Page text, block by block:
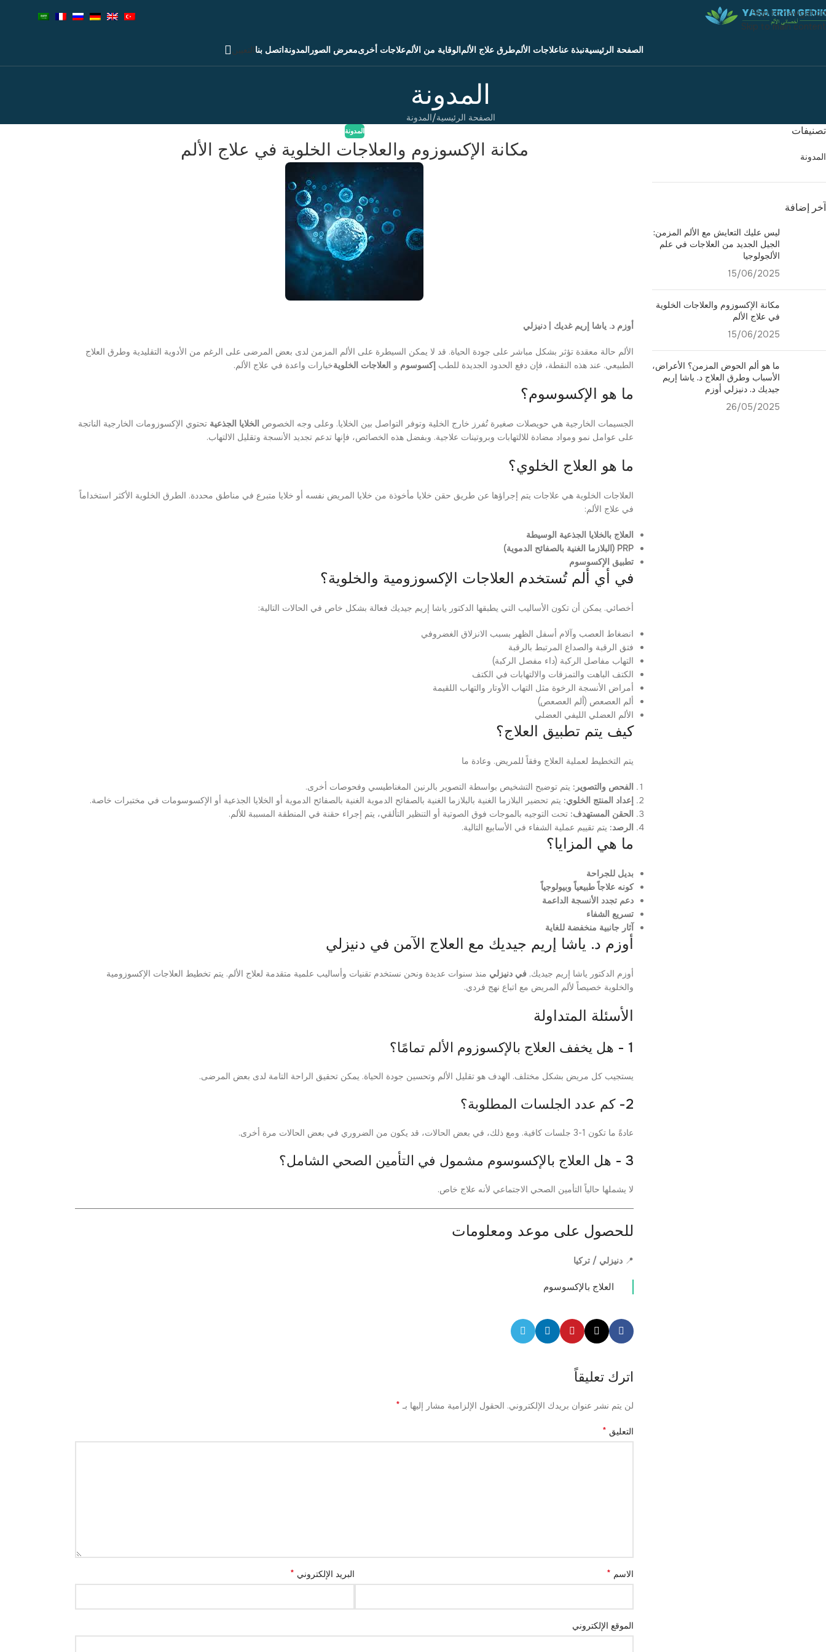
Skip to navigation
Skip to main content
الصفحة الرئيسيةنبذة عناعلاجات الألمطرق علاج الألمالوقاية من الألمعلاجات أخرىمعرض الصورالمدونةاتصل بناالتعيين
المدونة
الصفحة الرئيسية المدونة
تصنيفات
المدونة
آخر إضافة
ليس عليك التعايش مع الألم المزمن:
الجيل الجديد من العلاجات في علم
الألجولوجيا
15/06/2025
مكانة الإكسوزوم والعلاجات الخلوية
في علاج الألم
15/06/2025
ما هو ألم الحوض المزمن؟ الأعراض،
الأسباب وطرق العلاج د. ياشا إريم
جيديك د. دنيزلي أوزم
26/05/2025
المدونة
مكانة الإكسوزوم والعلاجات الخلوية في علاج الألم
أوزم د. ياشا إريم غديك | دنيزلي
الألم حالة معقدة تؤثر بشكل مباشر على جودة الحياة. قد لا يمكن السيطرة على الألم المزمن لدى بعض المرضى على الرغم من الأدوية التقليدية وطرق العلاج
الطبيعي. عند هذه النقطة، فإن دفع الحدود الجديدة للطب إكسوسوم و العلاجات الخلويةخيارات واعدة في علاج الألم.
ما هو الإكسوسوم؟
الجسيمات الخارجية هي حويصلات صغيرة تُفرز خارج الخلية وتوفر التواصل بين الخلايا. وعلى وجه الخصوص الخلايا الجذعية تحتوي الإكسوزومات الخارجية الناتجة
على عوامل نمو ومواد مضادة للالتهابات وبروتينات علاجية. وبفضل هذه الخصائص، فإنها تدعم تجديد الأنسجة وتقليل الالتهاب.
ما هو العلاج الخلوي؟
العلاجات الخلوية هي علاجات يتم إجراؤها عن طريق حقن خلايا مأخوذة من خلايا المريض نفسه أو خلايا متبرع في مناطق محددة. الطرق الخلوية الأكثر استخداماً
في علاج الألم:
العلاج بالخلايا الجذعية الوسيطة
PRP (البلازما الغنية بالصفائح الدموية)
تطبيق الإكسوسوم
في أي ألم تُستخدم العلاجات الإكسوزومية والخلوية؟
أخصائي. يمكن أن تكون الأساليب التي يطبقها الدكتور ياشا إريم جيديك فعالة بشكل خاص في الحالات التالية:
انضغاط العصب وآلام أسفل الظهر بسبب الانزلاق الغضروفي
فتق الرقبة والصداع المرتبط بالرقبة
التهاب مفاصل الركبة (داء مفصل الركبة)
الكتف الباهت والتمزقات والالتهابات في الكتف
أمراض الأنسجة الرخوة مثل التهاب الأوتار والتهاب اللقيمة
ألم العصعص (ألم العصعص)
الألم العضلي الليفي العضلي
كيف يتم تطبيق العلاج؟
يتم التخطيط لعملية العلاج وفقاً للمريض. وعادة ما
الفحص والتصوير: يتم توضيح التشخيص بواسطة التصوير بالرنين المغناطيسي وفحوصات أخرى.
إعداد المنتج الخلوي: يتم تحضير البلازما الغنية بالبلازما الغنية بالصفائح الدموية الغنية بالصفائح الدموية أو الخلايا الجذعية أو الإكسوسومات في مختبرات خاصة.
الحقن المستهدف: تحت التوجيه بالموجات فوق الصوتية أو التنظير التألقي، يتم إجراء حقنة في المنطقة المسببة للألم.
الرصد: يتم تقييم عملية الشفاء في الأسابيع التالية.
ما هي المزايا؟
بديل للجراحة
كونه علاجاً طبيعياً وبيولوجياً
دعم تجدد الأنسجة الداعمة
تسريع الشفاء
آثار جانبية منخفضة للغاية
أوزم د. ياشا إريم جيديك مع العلاج الآمن في دنيزلي
أوزم الدكتور ياشا إريم جيديك, في دنيزلي منذ سنوات عديدة ونحن نستخدم تقنيات وأساليب علمية متقدمة لعلاج الألم. يتم تخطيط العلاجات الإكسوزومية
والخلوية خصيصاً لألم المريض مع اتباع نهج فردي.
الأسئلة المتداولة
1 - هل يخفف العلاج بالإكسوزوم الألم تمامًا؟
يستجيب كل مريض بشكل مختلف. الهدف هو تقليل الألم وتحسين جودة الحياة. يمكن تحقيق الراحة التامة لدى بعض المرضى.
2- كم عدد الجلسات المطلوبة؟
عادةً ما تكون 1-3 جلسات كافية. ومع ذلك، في بعض الحالات، قد يكون من الضروري في بعض الحالات مرة أخرى.
3 - هل العلاج بالإكسوسوم مشمول في التأمين الصحي الشامل؟
لا يشملها حالياً التأمين الصحي الاجتماعي لأنه علاج خاص.
للحصول على موعد ومعلومات
📍 دنيزلي / تركيا
العلاج بالإكسوسوم
اترك تعليقاً
لن يتم نشر عنوان بريدك الإلكتروني. الحقول الإلزامية مشار إليها بـ *
التعليق *
الاسم * البريد الإلكتروني *
الموقع الإلكتروني